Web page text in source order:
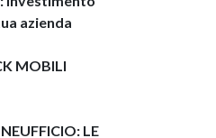
azienda
MOBILI
LE